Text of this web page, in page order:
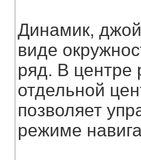
Динамик,
виде
ряд. В центре
отдельной
позволяет
режиме